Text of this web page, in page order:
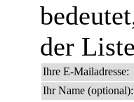
der
Ihre E-Mailadresse:
Ihr Name (optional):